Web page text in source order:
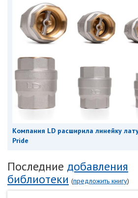
Компания LD расширила линейку
Pride
Последние добавления
библиотеки (предложить книгу)